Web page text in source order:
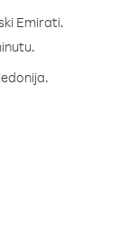
Emirati.